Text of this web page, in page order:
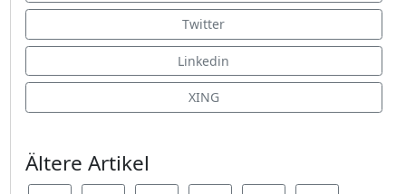
Twitter
Linkedin
XING
Ältere Artikel